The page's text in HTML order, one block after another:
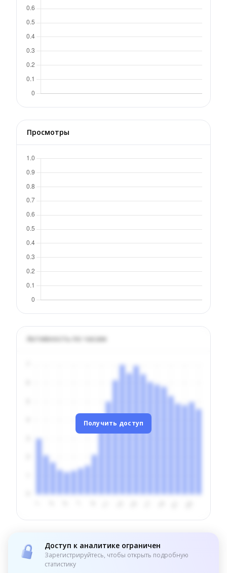
Просмотры
Активность по часам
Получить доступ
Доступ к аналитике ограничен
Зарегистрируйтесь, чтобы открыть подробную
статистику